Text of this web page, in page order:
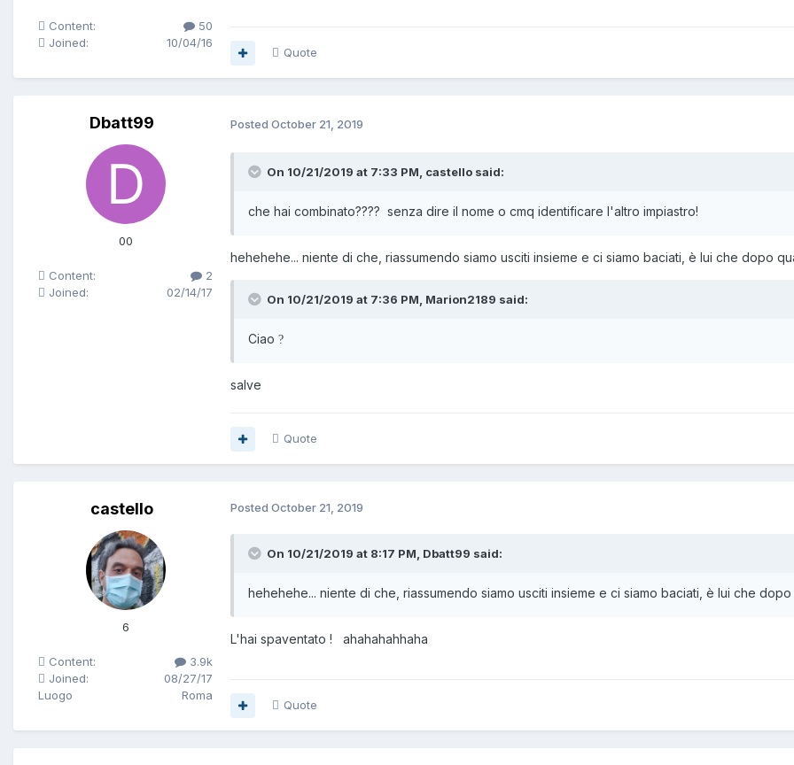
Content:
50
Joined:
10/04/16
Quote
Dbatt99
00
Content:
2
Joined:
02/14/17
Posted October 21, 2019
On 10/21/2019 at 7:33 PM, castello said:
che hai combinato???? senza dire il nome o cmq identificare l'altro impiastro!
hehehehe... niente di che, riassumendo siamo usciti insieme e ci siamo baciati, è lui che dopo
On 10/21/2019 at 7:36 PM, Marion2189 said:
Ciao ?
salve
Quote
castello
6
Content:
3.9k
Joined:
08/27/17
Luogo
Roma
Posted October 21, 2019
On 10/21/2019 at 8:17 PM, Dbatt99 said:
hehehehe... niente di che, riassumendo siamo usciti insieme e ci siamo baciati, è lui che
L'hai spaventato ! ahahahahhaha
Quote